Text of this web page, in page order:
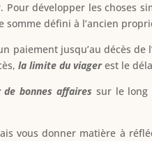
Pour développer les choses
défini à l’ancien
paiement jusqu’au décès de
la limite du viagerest le
de bonnes affaires sur le long
vous donner matière à